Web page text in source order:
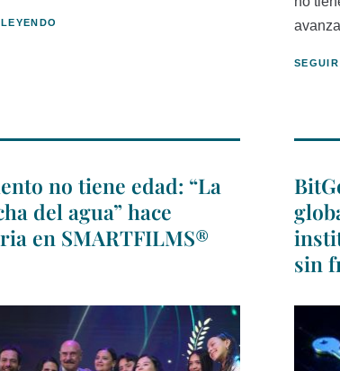
no tiene edad: “La
del agua” hace
en SMARTFILMS®
sin